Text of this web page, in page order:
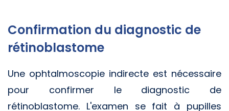
Confirmation du diagnostic de
rétinoblastome
Une ophtalmoscopie indirecte est nécessaire
pour confirmer le diagnostic de
rétinoblastome. L'examen se fait à pupilles